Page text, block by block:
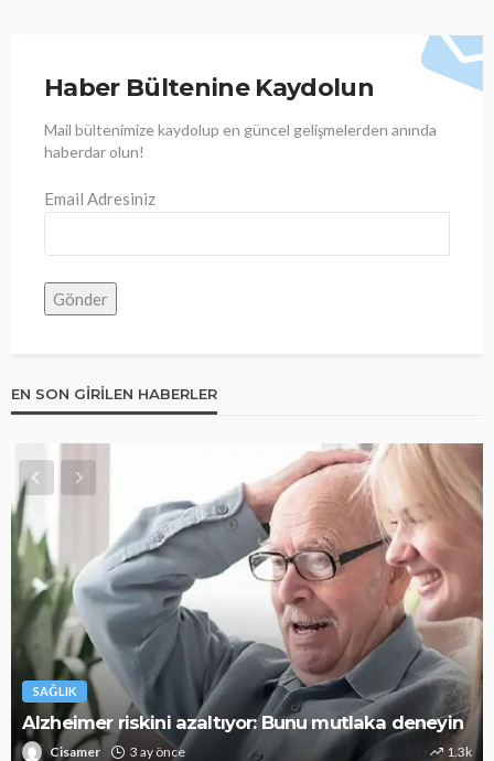
Haber Bültenine Kaydolun
Mail bültenimize kaydolup en güncel gelişmelerden anında
haberdar olun!
Email Adresiniz
EN SON GIRILEN HABERLER
SAĞLIK
Alzheimer riskini azaltıyor: Bunu mutlaka deneyin
Cisamer 3 ay önce 1.3k